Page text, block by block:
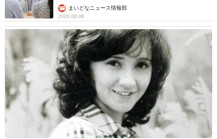
まいどなニュース情報部
2026.08.08